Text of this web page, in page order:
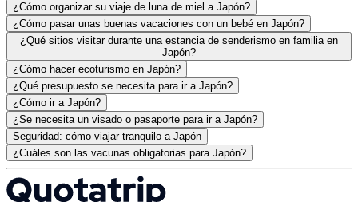
¿Cómo organizar su viaje de luna de miel a Japón?
¿Cómo pasar unas buenas vacaciones con un bebé en Japón?
¿Qué sitios visitar durante una estancia de senderismo en familia en
Japón?
¿Cómo hacer ecoturismo en Japón?
¿Qué presupuesto se necesita para ir a Japón?
¿Cómo ir a Japón?
¿Se necesita un visado o pasaporte para ir a Japón?
Seguridad: cómo viajar tranquilo a Japón
¿Cuáles son las vacunas obligatorias para Japón?